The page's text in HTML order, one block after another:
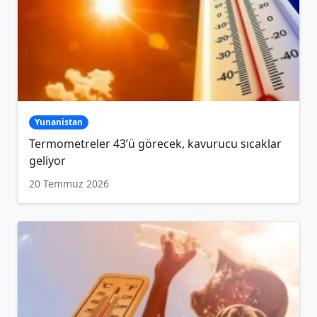
Yunanistan
Termometreler 43’ü görecek, kavurucu sıcaklar
geliyor
20 Temmuz 2026